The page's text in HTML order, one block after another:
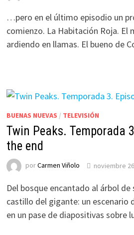
…pero en el último episodio un
comienzo. La Habitación Roja. El
ardiendo en llamas. El bueno de
BUENAS NUEVAS / TELEVISIÓN
Twin Peaks. Temporada
the end
porCarmen Viñolo noviembre
Del bosque encantado al árbol de
castillo del gigante: un escenario
en un pase de diapositivas sobre